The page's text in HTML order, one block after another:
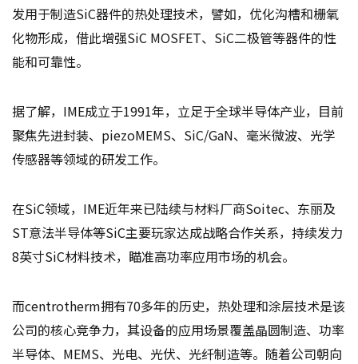
发用于制造SiC器件的热处理技术，譬如，优化沟槽和栅氧
化物形成，借此增强SiC MOSFET、SiC二极管等器件的性
能和可靠性。
据了解，IME成立于1991年，立足于全球半导体产业，目前
聚焦先进封装、piezoMEMS、SiC/GaN、毫米微波、光学
传感器等领域的研发工作。
在SiC领域，IME近年来已陆续与材料厂商Soitec、东丽及
ST意法半导体等SiC主要玩家达成战略合作关系，持续发力
8英寸SiC材料技术，瞄准高功率应用市场的机会。
而centrotherm拥有70多年的历史，热处理和涂层技术是该
公司的核心竞争力，其设备的应用场景覆盖晶圆制造、功率
半导体、MEMS、光电、光伏、光纤制造等。随着公司朝向